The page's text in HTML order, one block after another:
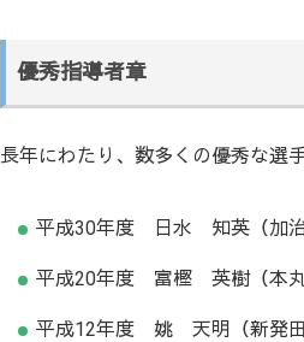
優秀指導者章
長年にわたり、数多くの優秀な選
平成30年度 日水 知英（加治
平成20年度 富樫 英樹（本丸
平成12年度 姚 天明（新発田